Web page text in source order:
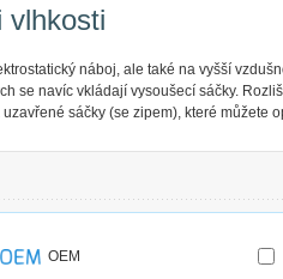
vlhkosti
náboj, ale také na vyšší
se navíc vkládají vysoušecí sáčky.
sáčky (se zipem), které můžete
OEM